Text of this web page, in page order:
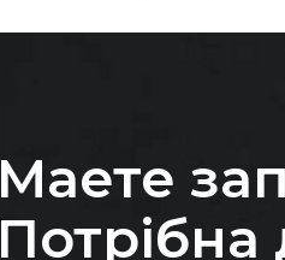
Маете